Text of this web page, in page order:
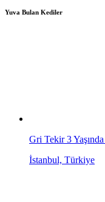
Yuva Bulan Kediler
Gri Tekir 3
İstanbul, Türkiye